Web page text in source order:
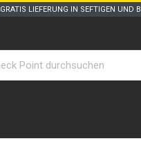
GRATIS LIEFERUNG IN SEFTIGEN UND